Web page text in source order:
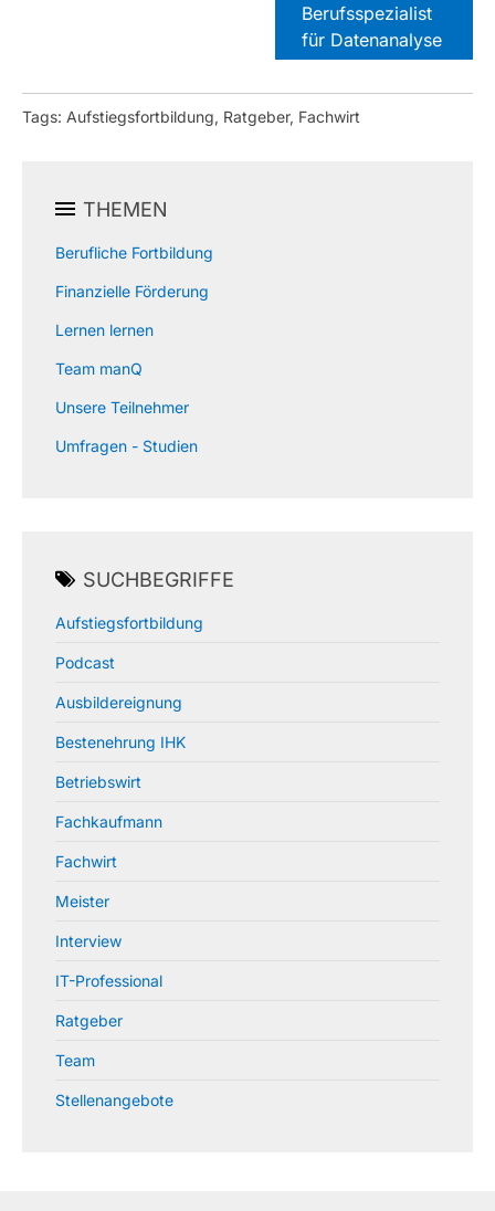
Berufsspezialist
für Datenanalyse
Tags: Aufstiegsfortbildung, Ratgeber, Fachwirt
THEMEN
Berufliche Fortbildung
Finanzielle Förderung
Lernen lernen
Team manQ
Unsere Teilnehmer
Umfragen - Studien
SUCHBEGRIFFE
Aufstiegsfortbildung
Podcast
Ausbildereignung
Bestenehrung IHK
Betriebswirt
Fachkaufmann
Fachwirt
Meister
Interview
IT-Professional
Ratgeber
Team
Stellenangebote